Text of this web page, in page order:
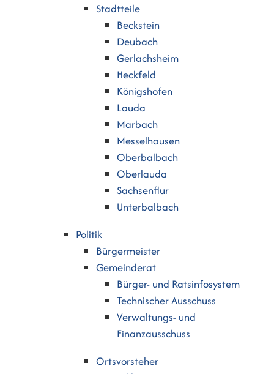
Stadtteile
Beckstein
Deubach
Gerlachsheim
Heckfeld
Königshofen
Lauda
Marbach
Messelhausen
Oberbalbach
Oberlauda
Sachsenflur
Unterbalbach
Politik
Bürgermeister
Gemeinderat
Bürger- und Ratsinfosystem
Technischer Ausschuss
Verwaltungs- und
Finanzausschuss
Ortsvorsteher